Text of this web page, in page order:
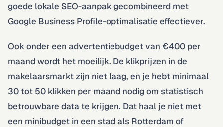
goede lokale SEO-aanpak gecombineerd met
Google Business Profile-optimalisatie effectiever.
Ook onder een advertentiebudget van €400 per
maand wordt het moeilijk. De klikprijzen in de
makelaarsmarkt zijn niet laag, en je hebt minimaal
30 tot 50 klikken per maand nodig om statistisch
betrouwbare data te krijgen. Dat haal je niet met
een minibudget in een stad als Rotterdam of